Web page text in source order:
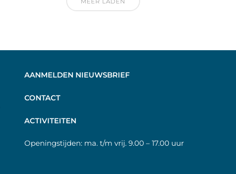
AANMELDEN NIEUWSBRIEF
CONTACT
ACTIVITEITEN
Openingstijden: ma. t/m vrij. 9.00 – 17.00 uur